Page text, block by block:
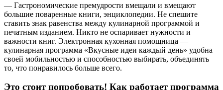
— Гастрономические премудрости вмещали и вмещают
большие поваренные книги, энциклопедии. Не спешите
ставить знак равенства между кулинарной программой и
печатным изданием. Никто не оспаривает нужности и
важности книг. Электронная кухонная помощница —
кулинарная программа «Вкусные идеи каждый день» удобна
своей мобильностью и способностью выбирать, объединять
то, что понравилось больше всего.
Это стоит попробовать! Как работаетпрограмма